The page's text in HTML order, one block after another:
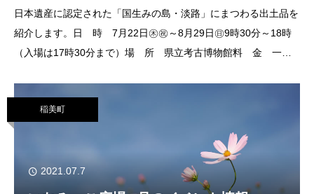
日本遺産に認定された「国生みの島・淡路」にまつわる出土品を
紹介します。日 時 7月22日㊍㊗～8月29日㊐9時30分～18時
（入場は17時30分まで）場 所 県立考古博物館料 金 一般
稲美町
2021.07.7